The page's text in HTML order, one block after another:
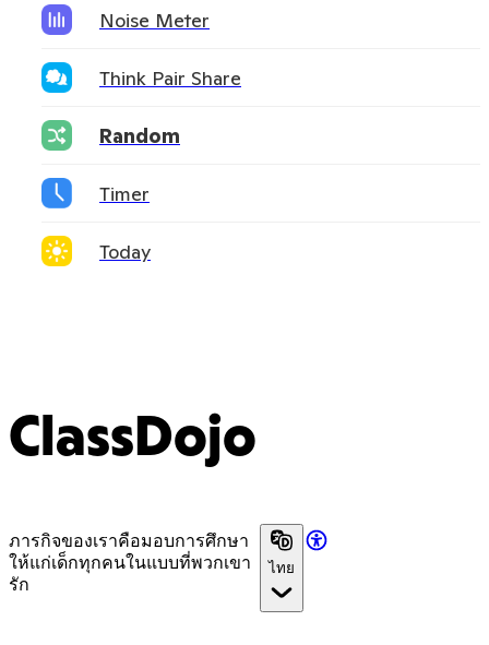
Noise Meter
Think Pair Share
Random
Timer
Today
ClassDojo
ภารกิจของเราคือมอบการศึกษา
ให้แก่เด็กทุกคนในแบบที่พวกเขา
รัก
ไทย